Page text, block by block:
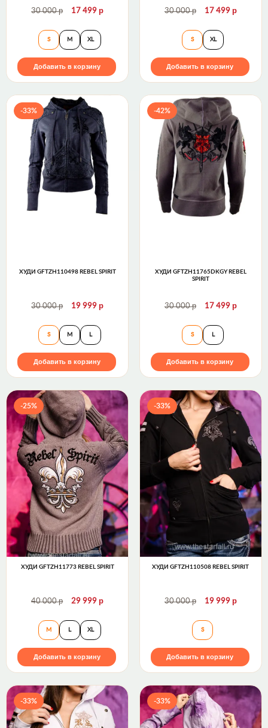
30 000р 17 499р
Худи GFTZH11764CHOC Rebel Spirit
S M XL
Добавить в корзину
30 000р 17 499 р
Худи
S XL
Добавить в корзину
-33%
ХУДИ GFTZH110498 REBEL SPIRIT
30 000р 19 999р
Худи GFTZH110498 Rebel Spirit
S M L
Добавить в корзину
-42%
ХУДИ GFTZH11765DKGY REBEL
SPIRIT
30 000р 17 499 р
Худи
S L
Добавить в корзину
-25%
ХУДИ GFTZH11773 REBEL SPIRIT
40 000р 29 999р
Худи GFTZH11773 Rebel Spirit
M L XL
Добавить в корзину
-33%
ХУДИ GFTZH110508 REBEL SPIRIT
30 000р 19 999 р
Худи
S
Добавить в корзину
-33% -33%